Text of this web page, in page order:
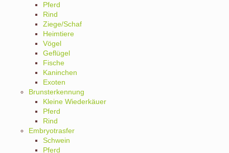
Pferd
Rind
Ziege/Schaf
Heimtiere
Vögel
Geflügel
Fische
Kaninchen
Exoten
Brunsterkennung
Kleine Wiederkäuer
Pferd
Rind
Embryotrasfer
Schwein
Pferd